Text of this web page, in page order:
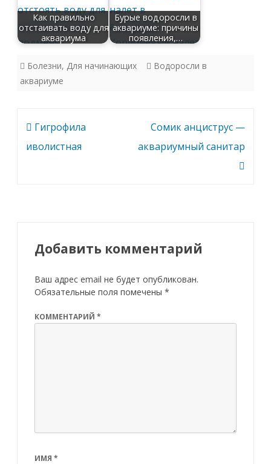
Как правильно
отстаивать воду для
аквариума
Бурые водоросли в
аквариуме: причины
появления,…
Болезни, Для начинающих
Водоросли в
аквариуме
Навигация
по
Гигрофила
иволистная
Сомик анциструс —
аквариумный санитар
Добавить комментарий
Ваш адрес email не будет опубликован.
Обязательные поля помечены *
КОММЕНТАРИЙ *
ИМЯ *